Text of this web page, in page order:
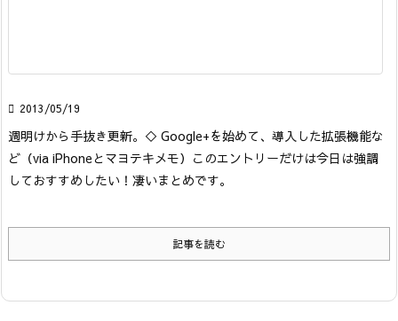
 2013/05/19
週明けから手抜き更新。 ◇ Google+を始めて、導入した拡張機能な
ど （via iPhoneとマヨテキメモ） このエントリーだけは今日は強調
しておすすめしたい！凄いまとめです。
記事を読む